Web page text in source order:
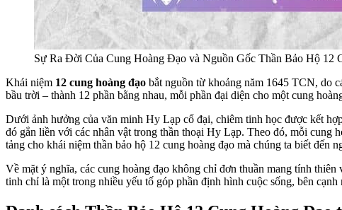
Sự Ra Đời Của Cung Hoàng Đạo và Nguồn Gốc Thần Bảo Hộ 12
Khái niệm 12 cung hoàng đạo bắt nguồn từ khoảng năm 1645 TCN, do
bầu trời – thành 12 phần bằng nhau, mỗi phần đại diện cho một cung
Dưới ảnh hưởng của văn minh Hy Lạp cổ đại, chiêm tinh học được kết
đó gắn liền với các nhân vật trong thần thoại Hy Lạp. Theo đó, mỗi cung
tảng cho khái niệm thần bảo hộ 12 cung hoàng đạo mà chúng ta biết đến
Về mặt ý nghĩa, các cung hoàng đạo không chỉ đơn thuần mang tính
tinh chỉ là một trong nhiều yếu tố góp phần định hình cuộc sống, bên